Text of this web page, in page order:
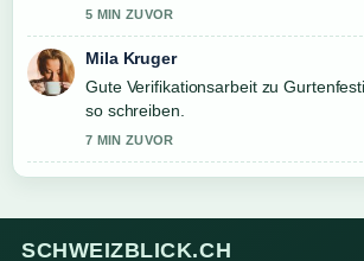
5 MIN ZUVOR
Mila Kruger
Gute Verifikationsarbeit zu
so schreiben.
7 MIN ZUVOR
SCHWEIZBLICK.CH